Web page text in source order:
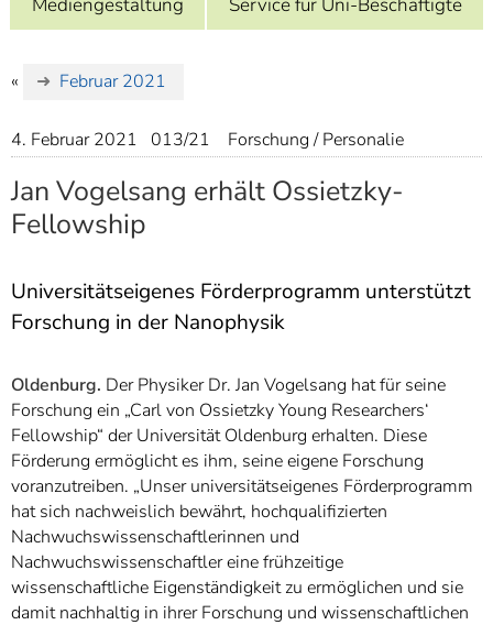
7]
Informationen zur
« Februar 2021
4. Februar 2021 013/21 Forschung / Personalie
Jan Vogelsang erhält Ossietzky-
Fellowship
Universitätseigenes Förderprogramm unterstützt
Forschung in der Nanophysik
Oldenburg. Der Physiker Dr. Jan Vogelsang hat für seine
Forschung ein „Carl von Ossietzky Young Researchers‘
Fellowship“ der Universität Oldenburg erhalten. Diese
Förderung ermöglicht es ihm, seine eigene Forschung
voranzutreiben. „Unser universitätseigenes Förderprogramm
hat sich nachweislich bewährt, hochqualifizierten
Nachwuchswissenschaftlerinnen und
Nachwuchswissenschaftler eine frühzeitige
wissenschaftliche Eigenständigkeit zu ermöglichen und sie
damit nachhaltig in ihrer Forschung und wissenschaftlichen